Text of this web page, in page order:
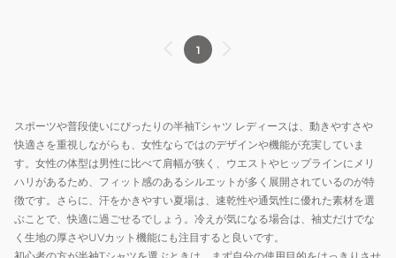
1
スポーツや普段使いにぴったりの半袖Tシャツ レディースは、動きやすさや
快適さを重視しながらも、女性ならではのデザインや機能が充実していま
す。女性の体型は男性に比べて肩幅が狭く、ウエストやヒップラインにメリ
ハリがあるため、フィット感のあるシルエットが多く展開されているのが特
徴です。さらに、汗をかきやすい夏場は、速乾性や通気性に優れた素材を選
ぶことで、快適に過ごせるでしょう。冷えが気になる場合は、袖丈だけでな
く生地の厚さやUVカット機能にも注目すると良いです。